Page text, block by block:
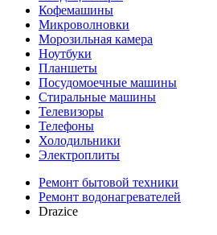
Кофемашины
Микроволновки
Морозильная камера
Ноутбуки
Планшеты
Посудомоечные машины
Стиральные машины
Телевизоры
Телефоны
Холодильники
Электроплиты
Ремонт бытовой техники
Ремонт водонагревателей
Drazice